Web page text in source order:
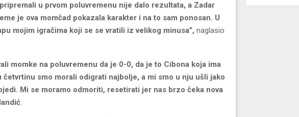
u prvom poluvremenu nije dalo rezultata, a Zadar
je ova momčad pokazala karakter i na to sam ponosan. U
mojim igračima koji se se vratili iz velikog minusa”, naglasio
momke na poluvremenu da je 0-0, da je to Cibona koja ima
smo morali odigrati najbolje, a mi smo u nju ušli jako
Mi se moramo odmoriti, resetirati jer nas brzo čeka nova
.